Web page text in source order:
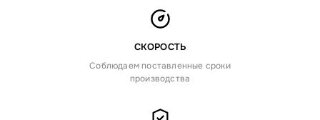
СКОРОСТЬ
Соблюдаем поставленные сроки
производства